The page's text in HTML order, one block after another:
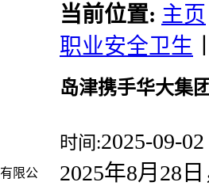
限公
当前位置: 主页
职业安全卫生
岛津携手华大集
时间:2025-09-
2025年8月28